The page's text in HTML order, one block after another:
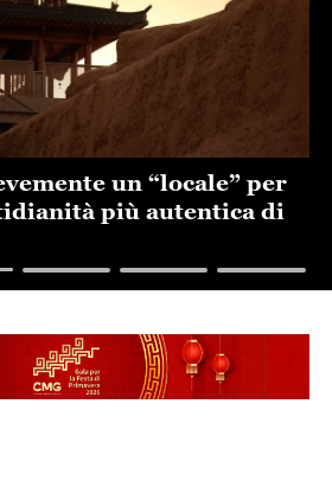
un “locale” per
più autentica di